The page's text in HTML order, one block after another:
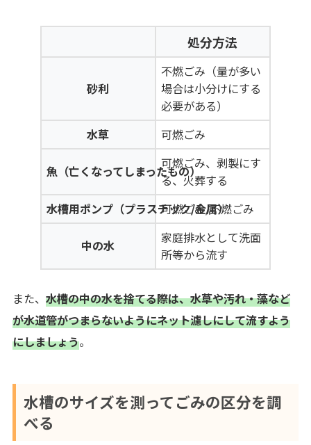
処分方法
砂利
不燃ごみ（量が多い
場合は小分けにする
必要がある）
水草
可燃ごみ
魚（亡くなってしまったもの）可燃ごみ、剥製にす
る、火葬する
水槽用ポンプ（プラスチック/金属）
可燃ごみ/不燃ごみ
中の水
家庭排水として洗面
所等から流す
また、 水槽の中の水を捨てる際は、水草や汚れ・藻など
が水道管がつまらないようにネット濾しにして流すよう
にしましょう。
水槽のサイズを測ってごみの区分を調
べる